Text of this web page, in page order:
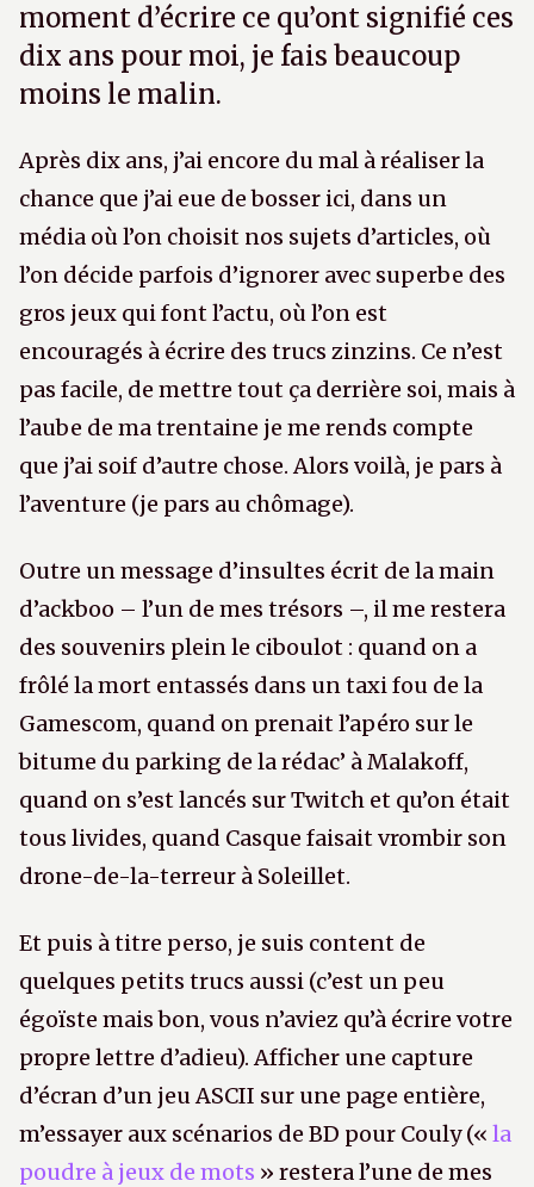
moment d’écrire ce qu’ont signifié ces
dix ans pour moi, je fais beaucoup
moins le malin.
Après dix ans, j’ai encore du mal à réaliser la
chance que j’ai eue de bosser ici, dans un
média où l’on choisit nos sujets d’articles, où
l’on décide parfois d’ignorer avec superbe des
gros jeux qui font l’actu, où l’on est
encouragés à écrire des trucs zinzins. Ce n’est
pas facile, de mettre tout ça derrière soi, mais à
l’aube de ma trentaine je me rends compte
que j’ai soif d’autre chose. Alors voilà, je pars à
l’aventure (je pars au chômage).
Outre un message d’insultes écrit de la main
d’ackboo – l’un de mes trésors –, il me restera
des souvenirs plein le ciboulot : quand on a
frôlé la mort entassés dans un taxi fou de la
Gamescom, quand on prenait l’apéro sur le
bitume du parking de la rédac’ à Malakoff,
quand on s’est lancés sur Twitch et qu’on était
tous livides, quand Casque faisait vrombir son
drone-de-la-terreur à Soleillet.
Et puis à titre perso, je suis content de
quelques petits trucs aussi (c’est un peu
égoïste mais bon, vous n’aviez qu’à écrire votre
propre lettre d’adieu). Afficher une capture
d’écran d’un jeu ASCII sur une page entière,
m’essayer aux scénarios de BD pour Couly (« la
poudre à jeux de mots » restera l’une de mes